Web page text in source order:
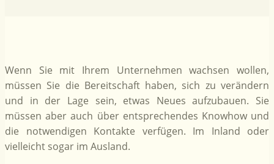
Wenn Sie mit Ihrem Unternehmen wachsen wollen,
müssen Sie die Bereitschaft haben, sich zu verändern
und in der Lage sein, etwas Neues aufzubauen. Sie
müssen aber auch über entsprechendes Knowhow und
die notwendigen Kontakte verfügen. Im Inland oder
vielleicht sogar im Ausland.